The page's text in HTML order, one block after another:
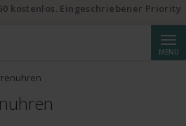
MENÜ
kostenlos. Eingeschriebener Priority